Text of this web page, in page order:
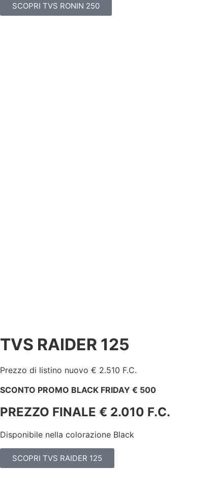
SCOPRI TVS RONIN 250
TVS RAIDER 125
Prezzo di listino nuovo € 2.510 F.C.
SCONTO PROMO BLACK FRIDAY € 500
PREZZO FINALE € 2.010 F.C.
Disponibile nella colorazione Black
SCOPRI TVS RAIDER 125